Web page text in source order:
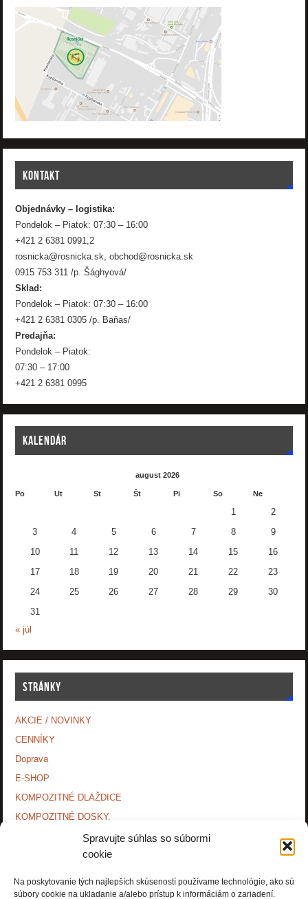
Spravujte súhlas so súbormi
cookie
Na poskytovanie tých najlepších skúseností používame technológie, ako sú
súbory cookie na ukladanie a/alebo prístup k informáciám o zariadení.
KONTAKT
Objednávky – logistika:
Pondelok – Piatok: 07:30 – 16:00
+421 2 6381 0991,2
rosnicka@rosnicka.sk, obchod@rosnicka.sk
0915 753 311 /p. Šághyová/
Sklad:
Pondelok – Piatok: 07:30 – 16:00
+421 2 6381 0305 /p. Baňas/
Predajňa:
Pondelok – Piatok:
07:30 – 17:00
+421 2 6381 0995
KALENDÁR
august 2026
Po Ut St Št Pi So Ne
1 2
3 4 5 6 7 8 9
10 11 12 13 14 15 16
17 18 19 20 21 22 23
24 25 26 27 28 29 30
31
« júl
STRÁNKY
AKCIE / NOVINKY
CENNÍKY
Doprava
E-SHOP
KOMPOZITNÉ DLAŽDICE
KOMPOZITNÉ DOSKY.
MONTÁŽNE NÁVODY
OCHRANA OSOBNÝCH ÚDAJOV